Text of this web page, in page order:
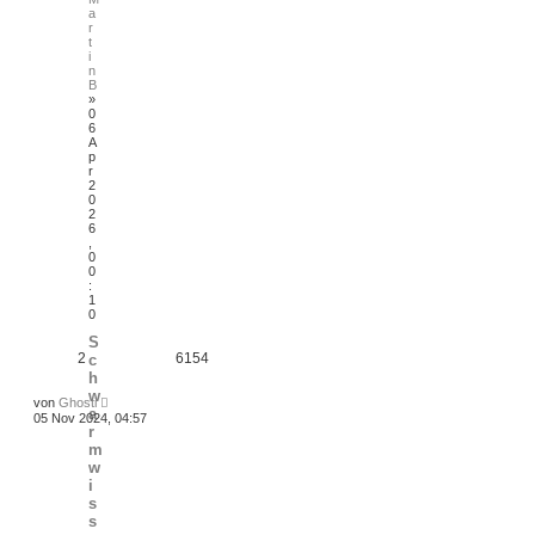
a
r
t
i
n
B
»
0
6
A
p
r
2
0
2
6
0
0
:
1
0
S
c
h
w
a
r
m
w
i
s
s
2 6154
von Ghosti
05 Nov 2024, 04:57